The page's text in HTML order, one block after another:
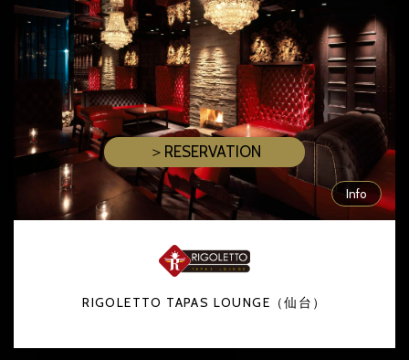
＞RESERVATION
Info
RIGOLETTO TAPAS LOUNGE（仙台）